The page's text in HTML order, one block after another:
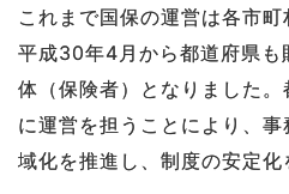
これまで国保の運営は各市町
平成30年4月から都道府県も
体（保険者）となりました
に運営を担うことにより、
域化を推進し、制度の安定化